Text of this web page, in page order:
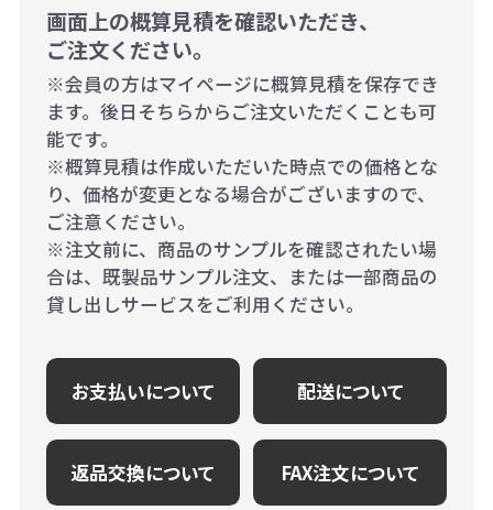
画面上の概算見積を確認いただき、
ご注文ください。
※会員の方はマイページに概算見積を保存でき
ます。後日そちらからご注文いただくことも可
能です。
※概算見積は作成いただいた時点での価格とな
り、価格が変更となる場合がございますので、
ご注意ください。
※注文前に、商品のサンプルを確認されたい場
合は、既製品サンプル注文、または一部商品の
貸し出しサービスをご利用ください。
お支払いについて 配送について
返品交換について FAX注文について